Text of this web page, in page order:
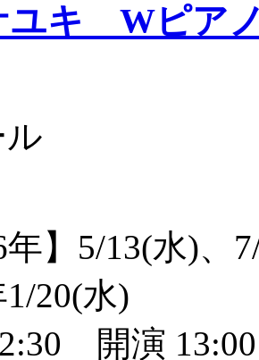
ユキ Wピア
年】5/13(水)
20(水)
開演